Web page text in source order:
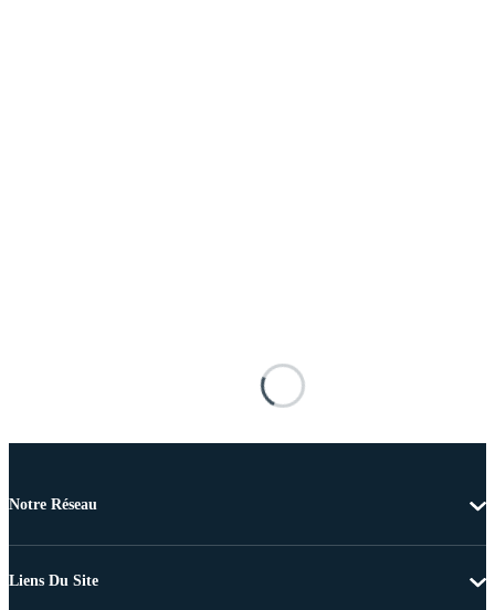
Notre Réseau
Liens Du Site